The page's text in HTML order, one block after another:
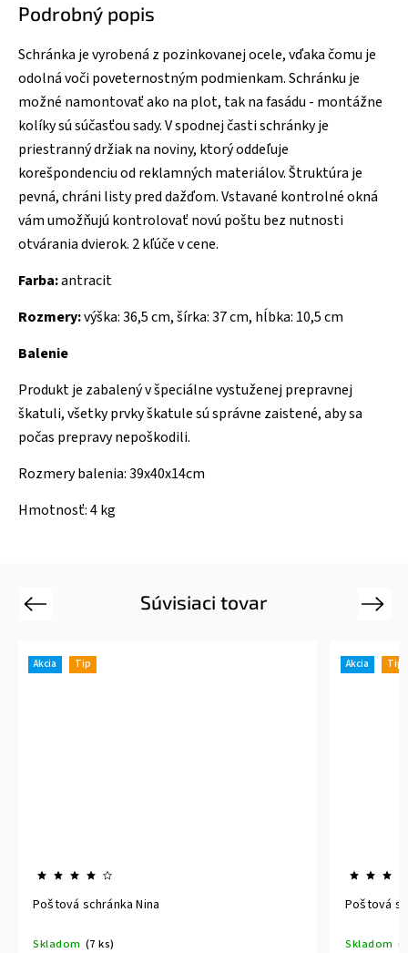
Podrobný popis
Schránka je vyrobená z pozinkovanej ocele, vďaka čomu je
odolná voči poveternostným podmienkam. Schránku je
možné namontovať ako na plot, tak na fasádu - montážne
kolíky sú súčasťou sady. V spodnej časti schránky je
priestranný držiak na noviny, ktorý oddeľuje
korešpondenciu od reklamných materiálov. Štruktúra je
pevná, chráni listy pred dažďom. Vstavané kontrolné okná
vám umožňujú kontrolovať novú poštu bez nutnosti
otvárania dvierok. 2 kľúče v cene.
Farba:antracit
Rozmery:výška: 36,5 cm, šírka: 37 cm, hĺbka: 10,5 cm
Balenie
Produkt je zabalený v špeciálne vystuženej prepravnej
škatuli, všetky prvky škatule sú správne zaistené, aby sa
počas prepravy nepoškodili.
Rozmery balenia: 39x40x14cm
Hmotnosť: 4 kg
Súvisiaci tovar
Previous
Tip
Poštová schránka Nina
Skladom (7 ks)
Tip
Poštová
Skladom (7 ks)
Next